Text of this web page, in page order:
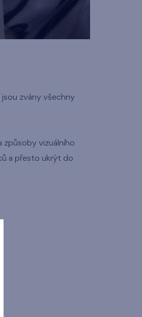
jsou zvány všechny
způsoby vizuálního
a přesto ukrýt do